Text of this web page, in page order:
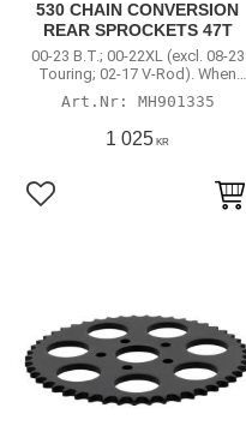
530 CHAIN CONVERSION
REAR SPROCKETS 47T
00-23 B.T.; 00-22XL (excl. 08-23
Touring; 02-17 V-Rod). When
converted to rear chain
MH901335
1 025 KR
Lägg till i favoriter